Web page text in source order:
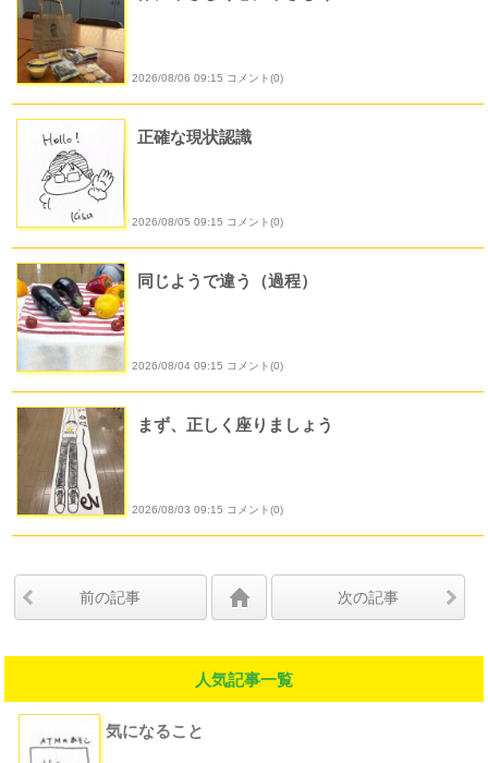
2026/08/06 09:15 コメント(0)
正確な現状認識
2026/08/05 09:15 コメント(0)
同じようで違う（過程）
2026/08/04 09:15 コメント(0)
まず、正しく座りましょう
2026/08/03 09:15 コメント(0)
前の記事 次の記事
人気記事一覧
気になること